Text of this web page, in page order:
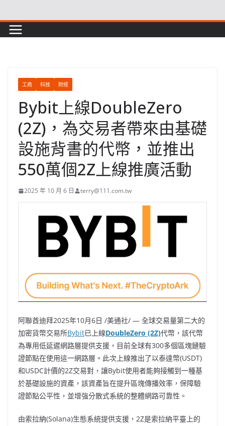
to
content
工商 科技 財經
Bybit上線DoubleZero
(2Z)，為交易者帶來由基礎
設施背書的代幣，並推出
550萬個2Z上線推廣活動
2025 年 10 月 6 日 terry@111.com.tw
阿聯酋迪拜2025年10月6日 /美通社/ — 全球交易量第二大的
加密貨幣交易所Bybit已上線DoubleZero (2Z)代幣，該代幣
為專用低延遲網路層提供支援，目前全球有300多個區塊鏈驗
證節點在使用這一網路層。此次上線推出了以泰達幣(USDT)
和USDC計價的2Z交易對，讓Bybit使用者能夠接觸到一種基
於基礎設施的資產，該資產旨在提升區塊傳播效率，保障驗
證節點公平性，並增強分散式系統的整體網路可靠性。
由索拉納(Solana)生態系統提供支援，2Z是索拉納平臺上的